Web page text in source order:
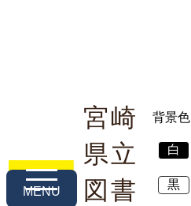
宮崎
県立
図書
背景色
白
黒
MENU
利用案内 本や資料を探す